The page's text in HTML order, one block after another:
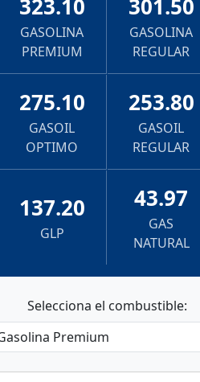
323.10
GASOLINA
PREMIUM
301.50
GASOLINA
REGULAR
275.10
GASOIL
OPTIMO
253.80
GASOIL
REGULAR
137.20
GLP
43.97
GAS
NATURAL
Selecciona el combustible: